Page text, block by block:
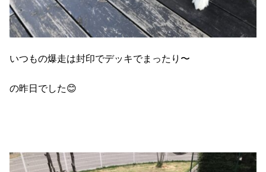
いつもの爆走は封印でデッキでまったり〜
の昨日でした😊